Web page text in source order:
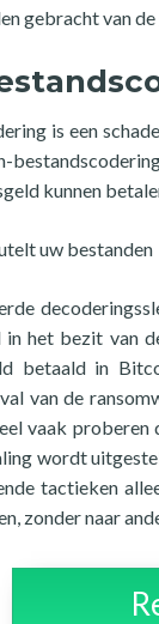
gebracht van
is een
kunnen
uw bestanden
het bezit van
betaald in
van de
vaak
wordt
tactieken
zonder naar